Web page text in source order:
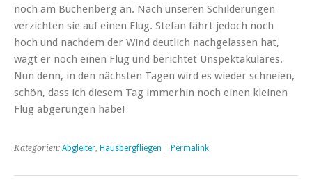
noch am Buchenberg an. Nach unseren Schilderungen
verzichten sie auf einen Flug. Stefan fährt jedoch noch
hoch und nachdem der Wind deutlich nachgelassen hat,
wagt er noch einen Flug und berichtet Unspektakuläres.
Nun denn, in den nächsten Tagen wird es wieder schneien,
schön, dass ich diesem Tag immerhin noch einen kleinen
Flug abgerungen habe!
Kategorien: Abgleiter, Hausbergfliegen Permalink